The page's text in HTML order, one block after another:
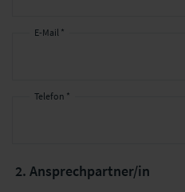
E-Mail *
Telefon *
2. Ansprechpartner/in